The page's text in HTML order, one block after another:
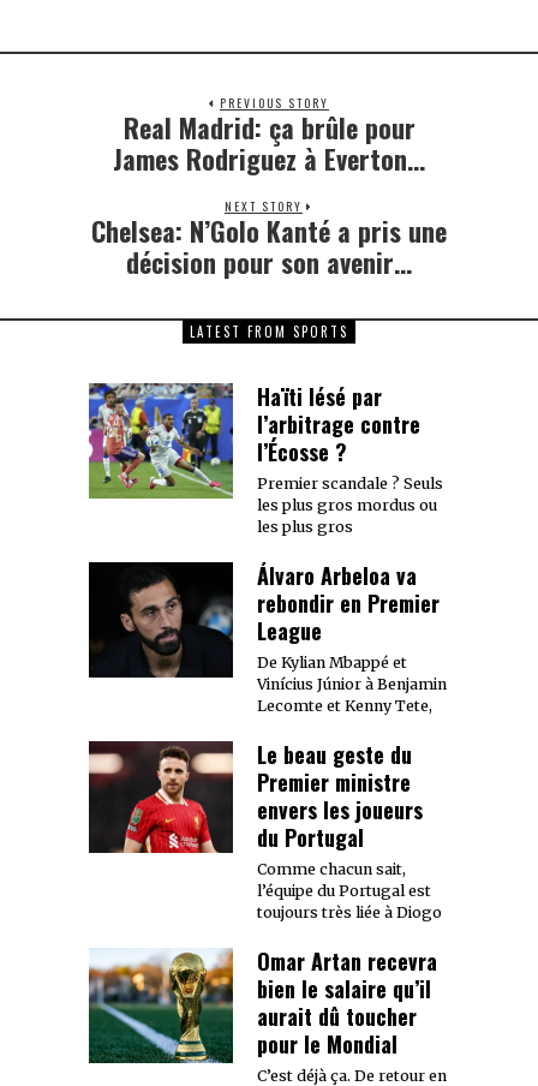
PREVIOUS STORY
Previous
post:
Real Madrid: ça brûle pour
James Rodriguez à Everton…
NEXT STORY
Next
Chelsea: N’Golo Kanté a pris une
décision pour son avenir…
LATEST FROM SPORTS
Haïti lésé par
l’arbitrage contre
l’Écosse ?
Premier scandale ? Seuls
les plus gros mordus ou
les plus gros
Álvaro Arbeloa va
rebondir en Premier
League
De Kylian Mbappé et
Vinícius Júnior à Benjamin
Lecomte et Kenny Tete,
Le beau geste du
Premier ministre
envers les joueurs
du Portugal
Comme chacun sait,
l’équipe du Portugal est
toujours très liée à Diogo
Omar Artan recevra
bien le salaire qu’il
aurait dû toucher
pour le Mondial
C’est déjà ça. De retour en